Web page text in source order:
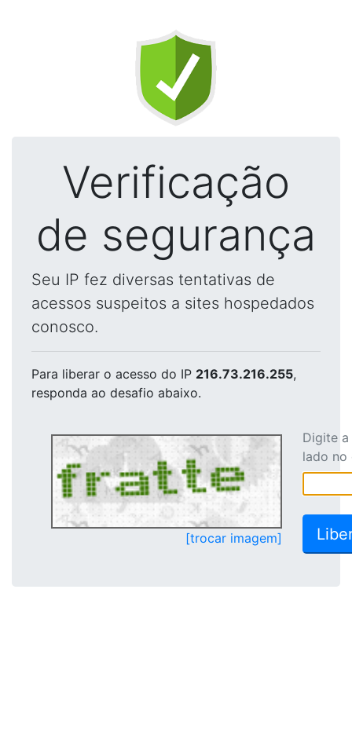
Verificação
de segurança
Seu IP fez diversas tentativas de
acessos suspeitos a sites hospedados
conosco.
Para liberar o acesso do IP 216.73.216.255,
responda ao desafio abaixo.
[trocar imagem]
Digite
lado no